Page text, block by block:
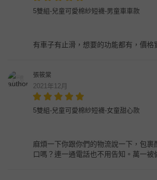
5雙組-兒童可愛棉紗短襪-男童車車款
有車子有止滑，想要的功能都有，價格
張筱棠
2021年12月
5雙組-兒童可愛棉紗短襪-女童甜心款
麻煩一下你跟你們的物流說一下，包裹
口嗎？連一通電話也不用告知。萬一被